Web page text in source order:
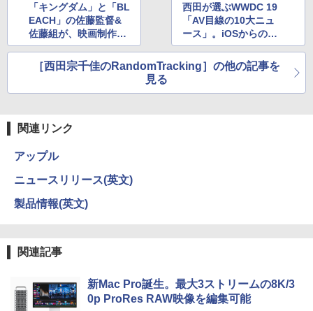
「キングダム」と「BL
EACH」の佐藤監督&
佐藤組が、映画制作にi
Padを使う理由
西田が選ぶWWDC 19
「AV目線の10大ニュ
ース」。iOSからの独
立で機能改善
［西田宗千佳のRandomTracking］の他の記事を
見る
関連リンク
アップル
ニュースリリース(英文)
製品情報(英文)
関連記事
新Mac Pro誕生。最大3ストリームの8K/3
0p ProRes RAW映像を編集可能